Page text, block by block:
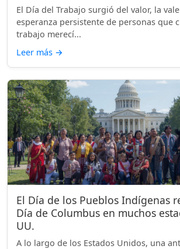
El Día del Trabajo surgió del valor, la
esperanza persistente de personas que
trabajo merecí...
Leer más →
El Día de los Pueblos Indígenas
Día de Columbus en muchos
UU.
A lo largo de los Estados Unidos, una